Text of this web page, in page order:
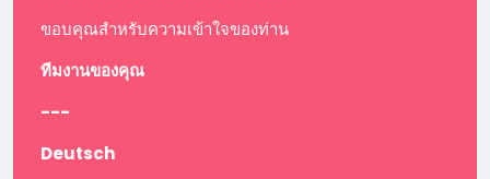
ขอบคุณสำหรับความเข้าใจของท่าน
ทีมงานของคุณ
---
Deutsch